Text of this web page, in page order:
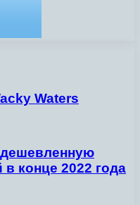
Waters
конце 2022 года